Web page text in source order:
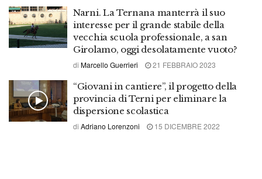
Narni. La Ternana manterrà il suo
interesse per il grande stabile della
vecchia scuola professionale, a san
Girolamo, oggi desolatamente vuoto?
di Marcello Guerrieri 21 FEBBRAIO 2023
“Giovani in cantiere”, il progetto della
provincia di Terni per eliminare la
dispersione scolastica
di Adriano Lorenzoni 15 DICEMBRE 2022